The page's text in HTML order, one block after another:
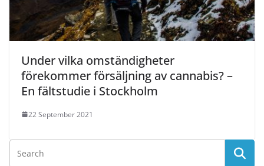
Under vilka omständigheter
förekommer försäljning av cannabis? –
En fältstudie i Stockholm
22 September 2021